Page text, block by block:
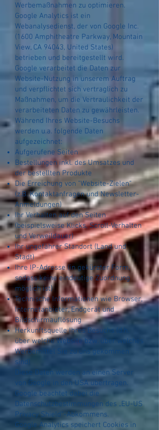
Werbemaßnahmen zu optimieren.
Google Analytics ist ein
Webanalysedienst, der von Google Inc.
(1600 Amphitheatre Parkway, Mountain
View, CA 94043, United States)
betrieben und bereitgestellt wird.
Google verarbeitet die Daten zur
Website-Nutzung in unserem Auftrag
und verpflichtet sich vertraglich zu
Maßnahmen, um die Vertraulichkeit der
verarbeiteten Daten zu gewährleisten.
Während Ihres Website-Besuchs
werden u.a. folgende Daten
aufgezeichnet:
Aufgerufene Seiten
Bestellungen inkl. des Umsatzes und
der bestellten Produkte
Die Erreichung von "Website-Zielen"
(z.B. Kontaktanfragen und Newsletter-
Anmeldungen)
Ihr Verhalten auf den Seiten
(beispielsweise Klicks, Scroll-Verhalten
und Verweildauer)
Ihr ungefährer Standort (Land und
Stadt)
Ihre IP-Adresse (in gekürzter Form,
sodass keine eindeutige Zuordnung
möglich ist)
Technische Informationen wie Browser,
Internetanbieter, Endgerät und
Bildschirmauflösung
Herkunftsquelle Ihres Besuchs (d.h.
über welche Website bzw. über welches
Werbemittel Sie zu uns gekommen
sind)
Diese Daten werden an einen Server
von Google in den USA übertragen.
Google beachtet dabei die
Datenschutzbestimmungen des „EU-US
Privacy Shield“-Abkommens.
Google Analytics speichert Cookies in